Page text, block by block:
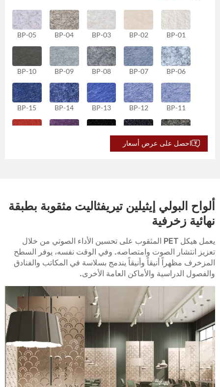
BP-01
BP-02
BP-03
BP-04
BP-05
BP-06
BP-07
BP-08
BP-09
BP-10
BP-11
BP-12
BP-13
BP-14
BP-15
BP-16
BP-17
BP-26
BP-31
BP-32
BP-33
BP-34
BP-35
BP-37
BP-38
BP-41
BP-42
BP-43
BP-44
BP-46
BP-47
BP-48
BP-49
BP-50
احصل على عرض أسعار
ألواح البولي إيثيلين تيريفثاليت مثقوبة بطبقة
نهائية زخرفية
يعمل هيكل PET المثقوب على تحسين الأداء الصوتي من خلال
تعزيز انتشار الصوت وامتصاصه. وفي الوقت نفسه، يوفر السطح
المزخرف مظهراً أنيقاً وأنيقاً يندمج بسلاسة في المكاتب والفنادق
والفصول الدراسية والأماكن العامة الأخرى.